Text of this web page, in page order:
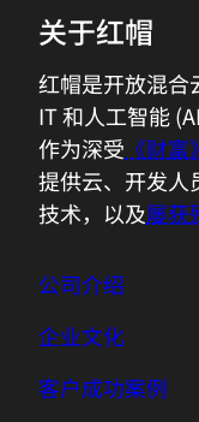
关于红帽
红帽是开放混合
IT 和人工智能
作为深受 《财
提供云、开发
技术，以及屡获
公司介绍
企业文化
客户成功案例